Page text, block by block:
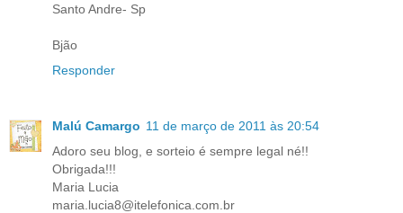
Santo Andre- Sp
Bjão
Responder
Malú Camargo 11 de março de 2011 às 20:54
Adoro seu blog, e sorteio é sempre legal né!!
Obrigada!!!
Maria Lucia
maria.lucia8@itelefonica.com.br